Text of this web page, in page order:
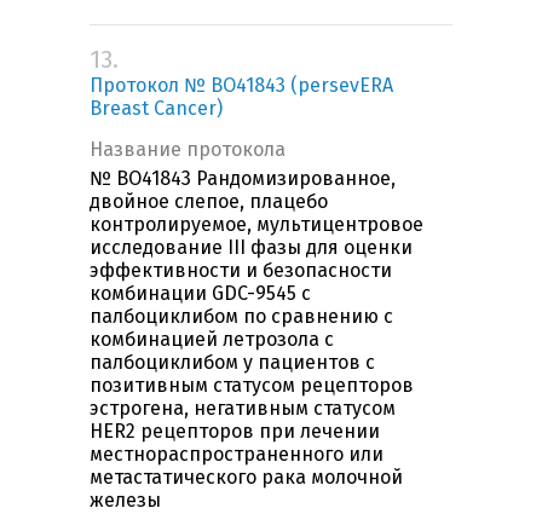
13.
Протокол № BO41843 (persevERA
Breast Cancer)
Название протокола
№ BO41843 Рандомизированное,
двойное слепое, плацебо
контролируемое, мультицентровое
исследование III фазы для оценки
эффективности и безопасности
комбинации GDC-9545 с
палбоциклибом по сравнению с
комбинацией летрозола с
палбоциклибом у пациентов с
позитивным статусом рецепторов
эстрогена, негативным статусом
HER2 рецепторов при лечении
местнораспространенного или
метастатического рака молочной
железы